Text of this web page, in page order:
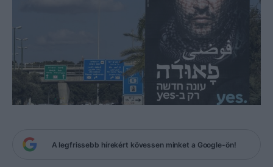
A legfrissebb hírekért kövessen minket a Google-ön!